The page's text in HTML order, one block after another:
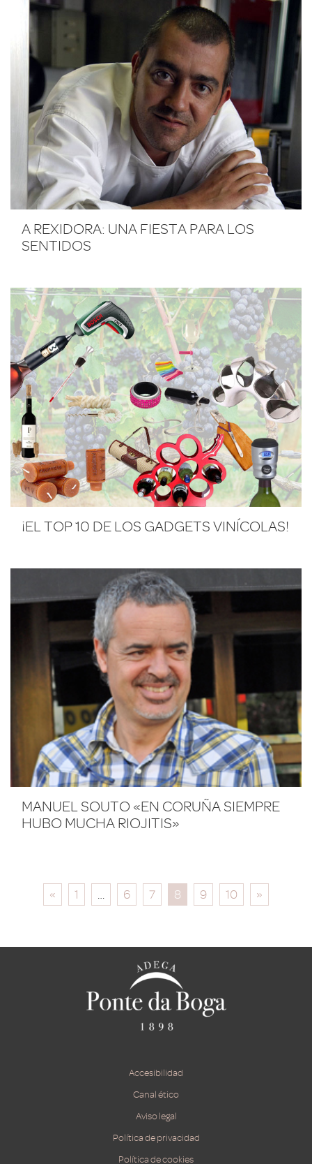
A REXIDORA: UNA FIESTA PARA LOS
SENTIDOS
¡EL TOP 10 DE LOS GADGETS VINÍCOLAS!
MANUEL SOUTO «EN CORUÑA SIEMPRE
HUBO MUCHA RIOJITIS»
« 1 … 6 7 8 9 10 »
Accesibilidad
Canal ético
Aviso legal
Política de privacidad
Política de cookies